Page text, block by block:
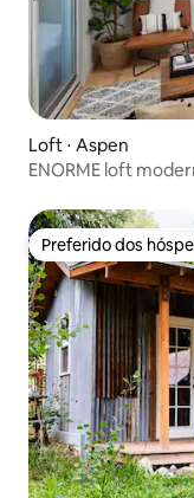
Loft ⋅ Aspen
ENORME loft
Preferido dos
Preferido dos